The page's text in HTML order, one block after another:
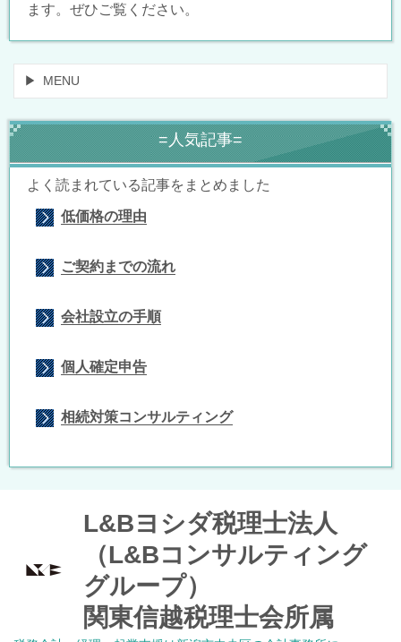
ます。ぜひご覧ください。
MENU
=人気記事=
よく読まれている記事をまとめました
低価格の理由
ご契約までの流れ
会社設立の手順
個人確定申告
相続対策コンサルティング
L&Bヨシダ税理士法人
（L&Bコンサルティング
グループ）
関東信越税理士会所属